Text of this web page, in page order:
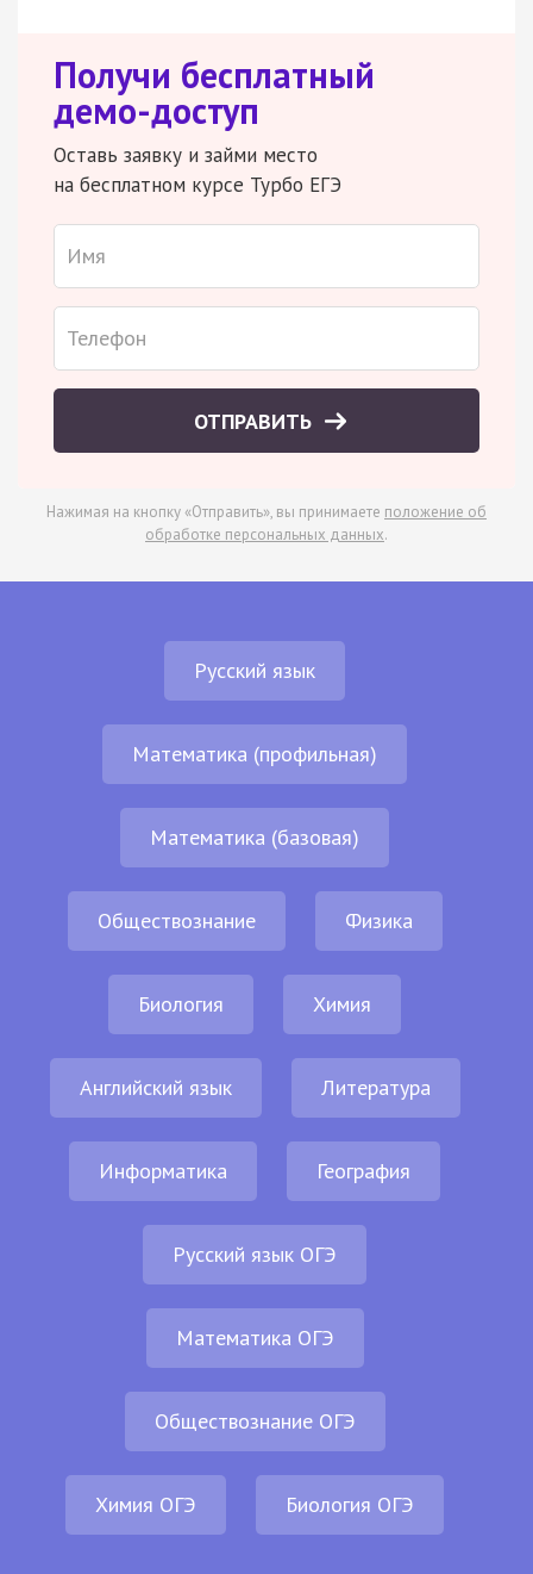
Получи бесплатный
демо-доступ
Оставь заявку и займи место
на бесплатном курсе Турбо ЕГЭ
ОТПРАВИТЬ
Нажимая на кнопку «Отправить», вы принимаете положение об
обработке персональных данных.
Русский язык
Математика (профильная)
Математика (базовая)
Обществознание Физика
Биология Химия
Английский язык Литература
Информатика География
Русский язык ОГЭ
Математика ОГЭ
Обществознание ОГЭ
Химия ОГЭ Биология ОГЭ